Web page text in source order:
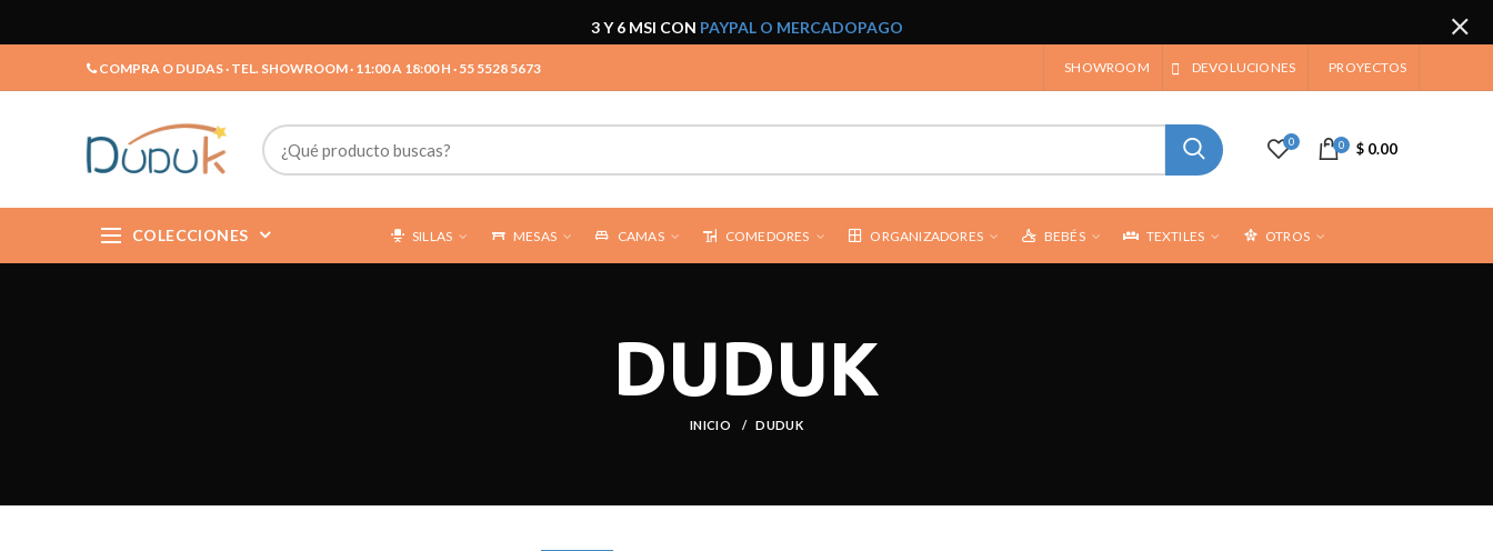
3 Y 6 MSI CON PAYPAL O MERCADOPAGO
COMPRA O DUDAS · TEL. SHOWROOM · 11:00 A 18:00 H · 55 5528 5673 SHOWROOM DEVOLUCIONES PROYECTOS
0 0 $ 0.00
COLECCIONES SILLAS MESAS CAMAS COMEDORES ORGANIZADORES BEBÉS TEXTILES OTROS
DUDUK
INICIO DUDUK